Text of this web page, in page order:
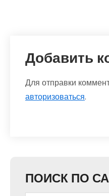
Добавить
Для отправки
авторизоваться.
ПОИСК ПО